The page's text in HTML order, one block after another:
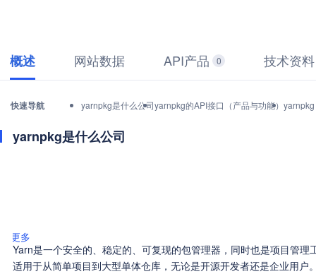
概述 网站数据 API产品 0 技术资料
快速导航 yarnpkg是什么公司yarnpkg的API接口（产品与功能）
yarnpkg是什么公司
更多
Yarn是一个安全的、稳定的、可复现的包管理器，同时也是项目管理
适用于从简单项目到大型单体仓库，无论是开源开发者还是企业用户